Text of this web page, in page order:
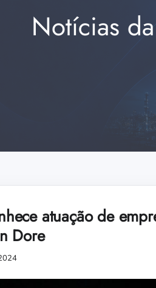
Notícias
atuação de
Dore